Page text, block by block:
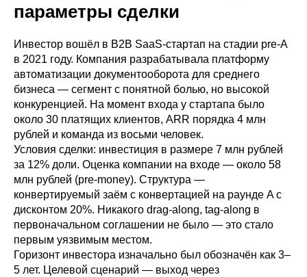
параметры сделки
Инвестор вошёл в B2B SaaS-стартап на стадии pre-A
в 2021 году. Компания разрабатывала платформу
автоматизации документооборота для среднего
бизнеса — сегмент с понятной болью, но высокой
конкуренцией. На момент входа у стартапа было
около 30 платящих клиентов, ARR порядка 4 млн
рублей и команда из восьми человек.
Условия сделки: инвестиция в размере 7 млн рублей
за 12% доли. Оценка компании на входе — около 58
млн рублей (pre-money). Структура —
конвертируемый заём с конвертацией на раунде A с
дисконтом 20%. Никакого drag-along, tag-along в
первоначальном соглашении не было — это стало
первым уязвимым местом.
Горизонт инвестора изначально был обозначён как 3–
5 лет. Целевой сценарий — выход через